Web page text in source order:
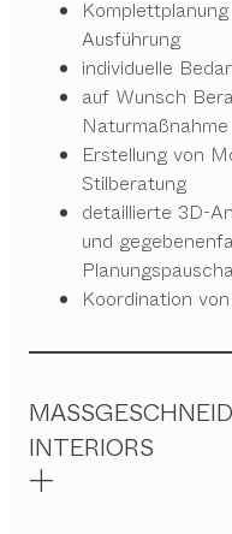
Ausführung
individuelle
auf Wunsch
Naturmaßnahme
Erstellung von
Stilberatung
detaillierte 3D-
und
Koordination
INTERIORS